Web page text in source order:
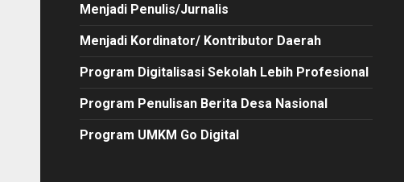
Menjadi Penulis/Jurnalis
Menjadi Kordinator/ Kontributor Daerah
Program Digitalisasi Sekolah Lebih Profesional
Program Penulisan Berita Desa Nasional
Program UMKM Go Digital